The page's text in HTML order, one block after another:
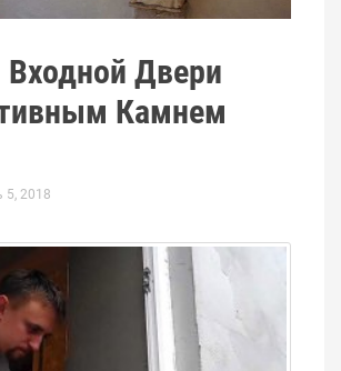
Двери
Камнем
5, 2018